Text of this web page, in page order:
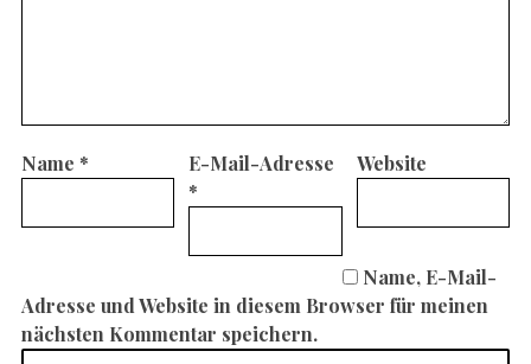
Name *
E-Mail-Adresse
*
Website
Name, E-Mail-
Adresse und Website in diesem Browser für meinen
nächsten Kommentar speichern.